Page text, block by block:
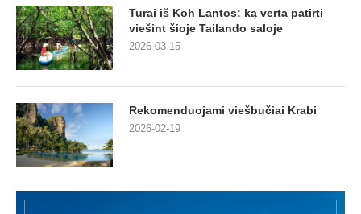
Turai iš Koh Lantos: ką verta patirti
viešint šioje Tailando saloje
2026-03-15
Rekomenduojami viešbučiai Krabi
2026-02-19